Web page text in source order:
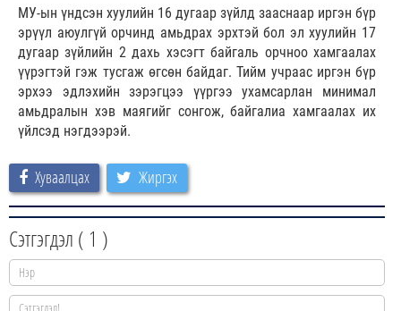
МУ-ын үндсэн хуулийн 16 дугаар зүйлд зааснаар иргэн бүр
эрүүл аюулгүй орчинд амьдрах эрхтэй бол эл хуулийн 17
дугаар зүйлийн 2 дахь хэсэгт байгаль орчноо хамгаалах
үүрэгтэй гэж тусгаж өгсөн байдаг. Тийм учраас иргэн бүр
эрхээ эдлэхийн зэрэгцээ үүргээ ухамсарлан минимал
амьдралын хэв маягийг сонгож, байгалиа хамгаалах их
үйлсэд нэгдээрэй.
Хуваалцах Жиргэх
Сэтгэгдэл ( 1 )